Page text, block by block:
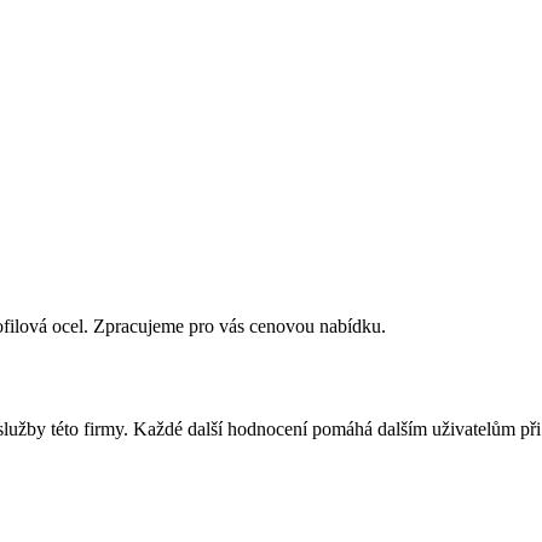
ocel. Zpracujeme pro vás cenovou nabídku.
této firmy. Každé další hodnocení pomáhá dalším uživatelům